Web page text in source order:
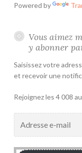
Powered by
Vous aimez
y abonner
Saisissez votre
et recevoir une
Rejoignez les 4 008
mail